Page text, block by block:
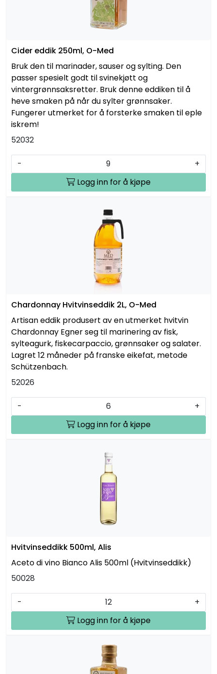
Cider eddik 250ml, O-Med
Bruk den til marinader, sauser og sylting. Den
passer spesielt godt til svinekjøtt og
vintergrønnsaksretter. Bruk denne eddiken til å
heve smaken på når du sylter grønnsaker.
Fungerer utmerket for å forsterke smaken til eple
iskrem!
52032
-
+
Logg inn for å kjøpe
Chardonnay Hvitvinseddik 2L, O-Med
Artisan eddik produsert av en utmerket hvitvin
Chardonnay Egner seg til marinering av fisk,
sylteagurk, fiskecarpaccio, grønnsaker og salater.
Lagret 12 måneder på franske eikefat, metode
Schützenbach.
52026
-
+
Logg inn for å kjøpe
Hvitvinseddikk 500ml, Alis
Aceto di vino Bianco Alis 500ml (Hvitvinseddikk)
50028
-
+
Logg inn for å kjøpe